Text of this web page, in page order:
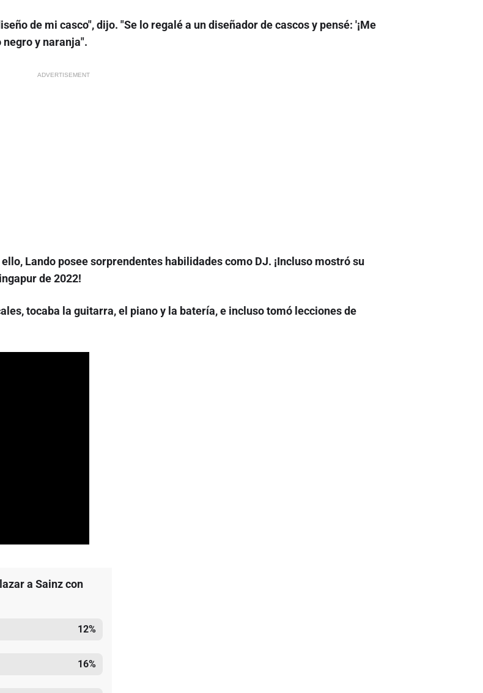
de mi casco", dijo. "Se lo regalé a un diseñador de cascos y pensé: '¡Me
y naranja".
ADVERTISEMENT
Lando posee sorprendentes habilidades como DJ. ¡Incluso mostró su
de 2022!
tocaba la guitarra, el piano y la batería, e incluso tomó lecciones de
a Sainz con
12%
16%